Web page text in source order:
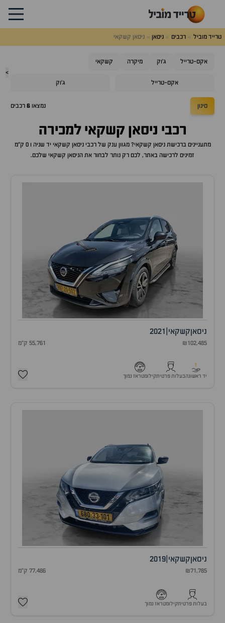
טרייד מוביל רכבים ניסאן ניסאן קשקאי
>
אקס-טרייל ג'וק מיקרה קשקאי
אקס-טרייל ג'וק
סינון נמצאו 6 רכבים
רכבי ניסאן קשקאי למכירה
מתעניינים ברכישתניסאן קשקאי? מגוון ענק של רכביניסאן קשקאי
יד שניה ו 0 ק"מ
זמינים לרכישה באתר, לכם רק נותר לבחור את הניסאן קשקאי שלכם.
ניסאןקשקאי 2021
₪102,485 55,761 ק"מ
1
יד ראשונהבעלות פרטיתקילומטראז נמוך
ניסאןקשקאי 2019
₪71,785 77,486 ק"מ
בעלות פרטיתקילומטראז נמוך